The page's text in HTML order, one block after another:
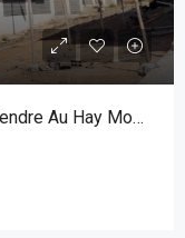
Superbe IMMEUBLE Commerce À Vendre Au Hay Mouhamadi RÉF : VIV 230AG